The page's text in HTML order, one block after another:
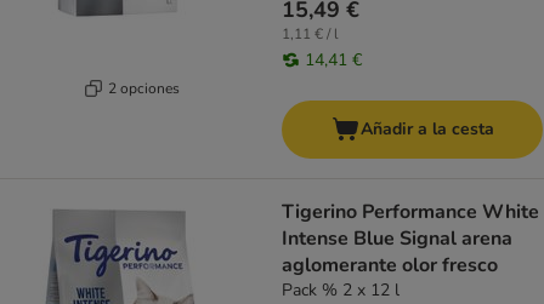
2 opciones
15,49 €
1,11 € / l
14,41 €
Añadir a la cesta
Tigerino Performance White
Intense Blue Signal arena
aglomerante olor fresco
Pack % 2 x 12 l